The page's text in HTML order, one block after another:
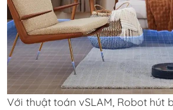
Với thuật toán vSLAM, Robot hút